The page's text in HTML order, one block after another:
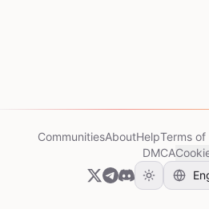
CommunitiesAboutHelpTerms of
DMCA